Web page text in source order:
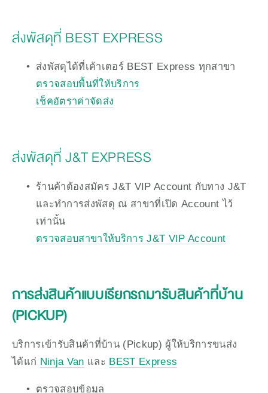
ส่งพัสดุที่ BEST EXPRESS
ส่งพัสดุได้ที่เค้าเตอร์ BEST Express ทุกสาขา
ตรวจสอบพื้นที่ให้บริการ
เช็คอัตราค่าจัดส่ง
ส่งพัสดุที่ J&T EXPRESS
ร้านค้าต้องสมัคร J&T VIP Account กับทาง J&T
และทำการส่งพัสดุ ณ สาขาที่เปิด Account ไว้
เท่านั้น
ตรวจสอบสาขาให้บริการ J&T VIP Account
การส่งสินค้าแบบเรียกรถมารับสินค้าที่บ้าน
(PICKUP)
บริการเข้ารับสินค้าที่บ้าน (Pickup) ผู้ให้บริการขนส่ง
ได้แก่ Ninja Van และ BEST Express
ตรวจสอบข้อมูล